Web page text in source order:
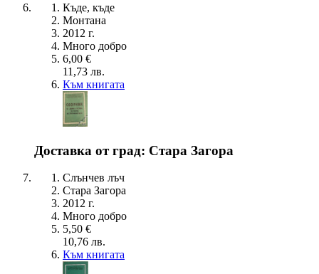
Къде, къде
Монтана
2012 г.
Много добро
6,00 €
11,73 лв.
Към книгата
Доставка от град: Стара Загора
Слънчев лъч
Стара Загора
2012 г.
Много добро
5,50 €
10,76 лв.
Към книгата